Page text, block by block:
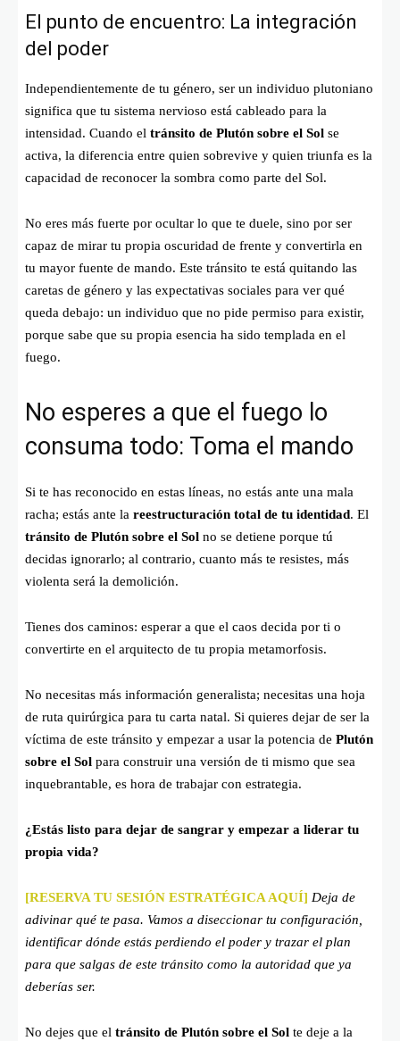
El punto de encuentro: La integración
del poder
Independientemente de tu género, ser un individuo plutoniano
significa que tu sistema nervioso está cableado para la
intensidad. Cuando el tránsito de Plutón sobre el Sol se
activa, la diferencia entre quien sobrevive y quien triunfa es la
capacidad de reconocer la sombra como parte del Sol.
No eres más fuerte por ocultar lo que te duele, sino por ser
capaz de mirar tu propia oscuridad de frente y convertirla en
tu mayor fuente de mando. Este tránsito te está quitando las
caretas de género y las expectativas sociales para ver qué
queda debajo: un individuo que no pide permiso para existir,
porque sabe que su propia esencia ha sido templada en el
fuego.
No esperes a que el fuego lo
consuma todo: Toma el mando
Si te has reconocido en estas líneas, no estás ante una mala
racha; estás ante la reestructuración total de tu identidad. El
tránsito de Plutón sobre el Sol no se detiene porque tú
decidas ignorarlo; al contrario, cuanto más te resistes, más
violenta será la demolición.
Tienes dos caminos: esperar a que el caos decida por ti o
convertirte en el arquitecto de tu propia metamorfosis.
No necesitas más información generalista; necesitas una hoja
de ruta quirúrgica para tu carta natal. Si quieres dejar de ser la
víctima de este tránsito y empezar a usar la potencia de Plutón
sobre el Sol para construir una versión de ti mismo que sea
inquebrantable, es hora de trabajar con estrategia.
¿Estás listo para dejar de sangrar y empezar a liderar tu
propia vida?
[RESERVA TU SESIÓN ESTRATÉGICA AQUÍ] Deja de
adivinar qué te pasa. Vamos a diseccionar tu configuración,
identificar dónde estás perdiendo el poder y trazar el plan
para que salgas de este tránsito como la autoridad que ya
deberías ser.
No dejes que el tránsito de Plutón sobre el Sol te deje a la